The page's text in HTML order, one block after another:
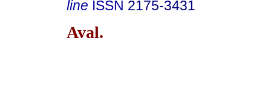
line ISSN 2175-3431
Aval.